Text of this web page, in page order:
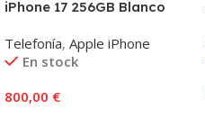
iPhone 17 256GB Blanco
Telefonía, Apple iPhone
En stock
800,00 €